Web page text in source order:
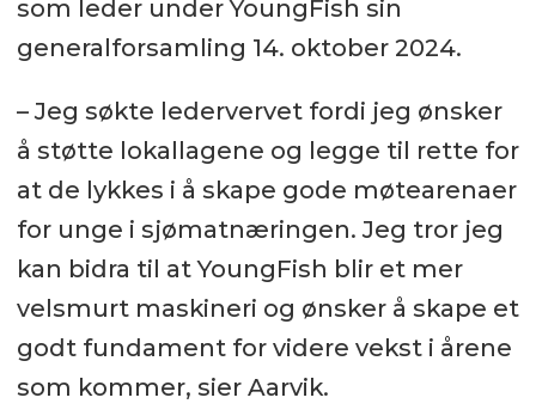
som leder under YoungFish sin
generalforsamling 14. oktober 2024.
– Jeg søkte ledervervet fordi jeg ønsker
å støtte lokallagene og legge til rette for
at de lykkes i å skape gode møtearenaer
for unge i sjømatnæringen. Jeg tror jeg
kan bidra til at YoungFish blir et mer
velsmurt maskineri og ønsker å skape et
godt fundament for videre vekst i årene
som kommer, sier Aarvik.